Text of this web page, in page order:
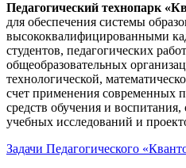
Педагогический технопарк
для обеспечения системы
высококвалифицированными
студентов, педагогических
общеобразовательных
технологической,
счет применения современных
средств обучения и
учебных исследований и
Задачи Педагогического